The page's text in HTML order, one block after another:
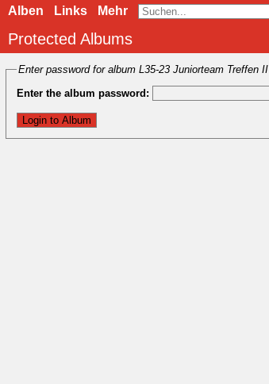
Alben Links Mehr
Protected Albums
Enter password for album L35-23 Juniorteam Treffen II
Enter the album password: